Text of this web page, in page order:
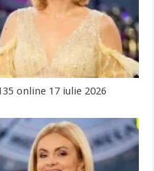
online 17 iulie 2026